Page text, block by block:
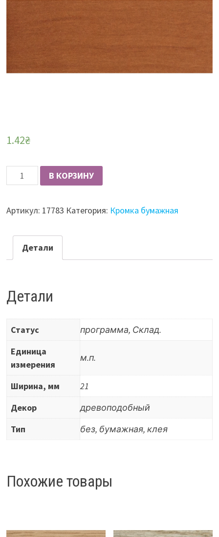
1.42₴
Количество
Кромка
без
21мм
70611
В КОРЗИНУ
Артикул: 17783 Категория: Кромка бумажная
Детали
Детали
Статус
программа, Склад.
Единица
измерения
м.п.
Ширина, мм
21
Декор
древоподобный
Тип
без, бумажная, клея
Похожие товары